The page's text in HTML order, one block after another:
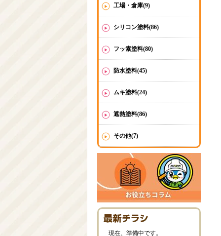
工場・倉庫(9)
シリコン塗料(86)
フッ素塗料(80)
防水塗料(45)
ムキ塗料(24)
遮熱塗料(86)
その他(7)
現在、準備中です。